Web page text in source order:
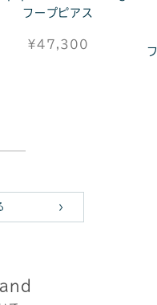
フープピアス
¥47,300